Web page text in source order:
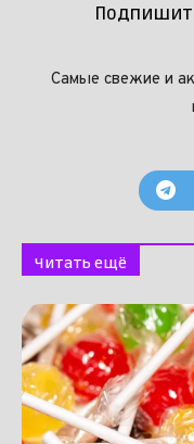
Самые свежие и
Читать ещё